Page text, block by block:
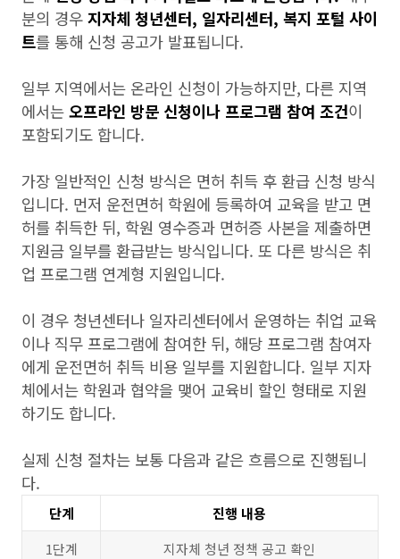
분의 경우 지자체 청년센터, 일자리센터, 복지 포털 사이
트를 통해 신청 공고가 발표됩니다.
일부 지역에서는 온라인 신청이 가능하지만, 다른 지역
에서는 오프라인 방문 신청이나 프로그램 참여 조건이
포함되기도 합니다.
가장 일반적인 신청 방식은 면허 취득 후 환급 신청 방식
입니다. 먼저 운전면허 학원에 등록하여 교육을 받고 면
허를 취득한 뒤, 학원 영수증과 면허증 사본을 제출하면
지원금 일부를 환급받는 방식입니다. 또 다른 방식은 취
업 프로그램 연계형 지원입니다.
이 경우 청년센터나 일자리센터에서 운영하는 취업 교육
이나 직무 프로그램에 참여한 뒤, 해당 프로그램 참여자
에게 운전면허 취득 비용 일부를 지원합니다. 일부 지자
체에서는 학원과 협약을 맺어 교육비 할인 형태로 지원
하기도 합니다.
실제 신청 절차는 보통 다음과 같은 흐름으로 진행됩니
다.
단계
진행 내용
1단계
지자체 청년 정책 공고 확인